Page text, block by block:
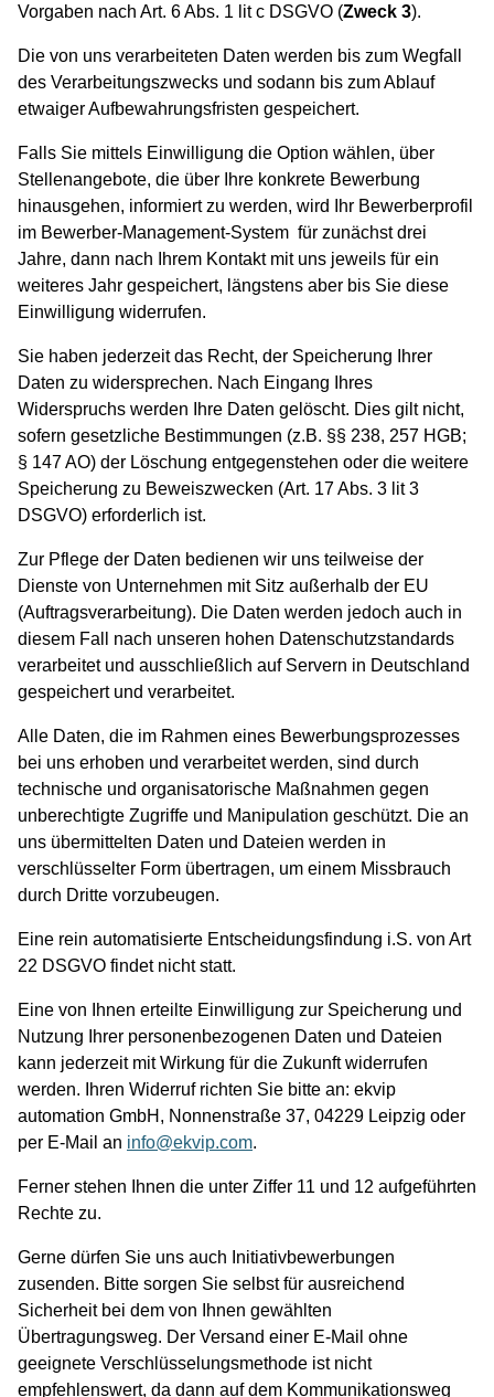
Vorgaben nach Art. 6 Abs. 1 lit c DSGVO (Zweck 3).
Die von uns verarbeiteten Daten werden bis zum Wegfall
des Verarbeitungszwecks und sodann bis zum Ablauf
etwaiger Aufbewahrungsfristen gespeichert.
Falls Sie mittels Einwilligung die Option wählen, über
Stellenangebote, die über Ihre konkrete Bewerbung
hinausgehen, informiert zu werden, wird Ihr Bewerberprofil
im Bewerber-Management-System für zunächst drei
Jahre, dann nach Ihrem Kontakt mit uns jeweils für ein
weiteres Jahr gespeichert, längstens aber bis Sie diese
Einwilligung widerrufen.
Sie haben jederzeit das Recht, der Speicherung Ihrer
Daten zu widersprechen. Nach Eingang Ihres
Widerspruchs werden Ihre Daten gelöscht. Dies gilt nicht,
sofern gesetzliche Bestimmungen (z.B. §§ 238, 257 HGB;
§ 147 AO) der Löschung entgegenstehen oder die weitere
Speicherung zu Beweiszwecken (Art. 17 Abs. 3 lit 3
DSGVO) erforderlich ist.
Zur Pflege der Daten bedienen wir uns teilweise der
Dienste von Unternehmen mit Sitz außerhalb der EU
(Auftragsverarbeitung). Die Daten werden jedoch auch in
diesem Fall nach unseren hohen Datenschutzstandards
verarbeitet und ausschließlich auf Servern in Deutschland
gespeichert und verarbeitet.
Alle Daten, die im Rahmen eines Bewerbungsprozesses
bei uns erhoben und verarbeitet werden, sind durch
technische und organisatorische Maßnahmen gegen
unberechtigte Zugriffe und Manipulation geschützt. Die an
uns übermittelten Daten und Dateien werden in
verschlüsselter Form übertragen, um einem Missbrauch
durch Dritte vorzubeugen.
Eine rein automatisierte Entscheidungsfindung i.S. von Art
22 DSGVO findet nicht statt.
Eine von Ihnen erteilte Einwilligung zur Speicherung und
Nutzung Ihrer personenbezogenen Daten und Dateien
kann jederzeit mit Wirkung für die Zukunft widerrufen
werden. Ihren Widerruf richten Sie bitte an: ekvip
automation GmbH, Nonnenstraße 37, 04229 Leipzig oder
per E-Mail an info@ekvip.com.
Ferner stehen Ihnen die unter Ziffer 11 und 12 aufgeführten
Rechte zu.
Gerne dürfen Sie uns auch Initiativbewerbungen
zusenden. Bitte sorgen Sie selbst für ausreichend
Sicherheit bei dem von Ihnen gewählten
Übertragungsweg. Der Versand einer E-Mail ohne
geeignete Verschlüsselungsmethode ist nicht
empfehlenswert, da dann auf dem Kommunikationsweg